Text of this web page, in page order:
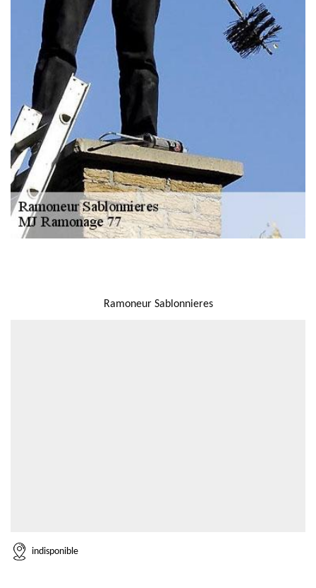
Ramoneur Sablonnieres
indisponible